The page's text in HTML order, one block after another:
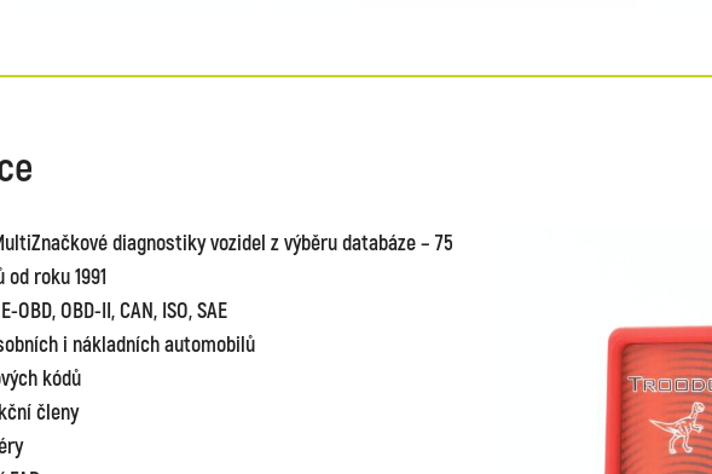
diagnostiky vozidel z výběru databáze – 75
roku 1991
OBD-II, CAN, ISO, SAE
i nákladních automobilů
kódů
členy